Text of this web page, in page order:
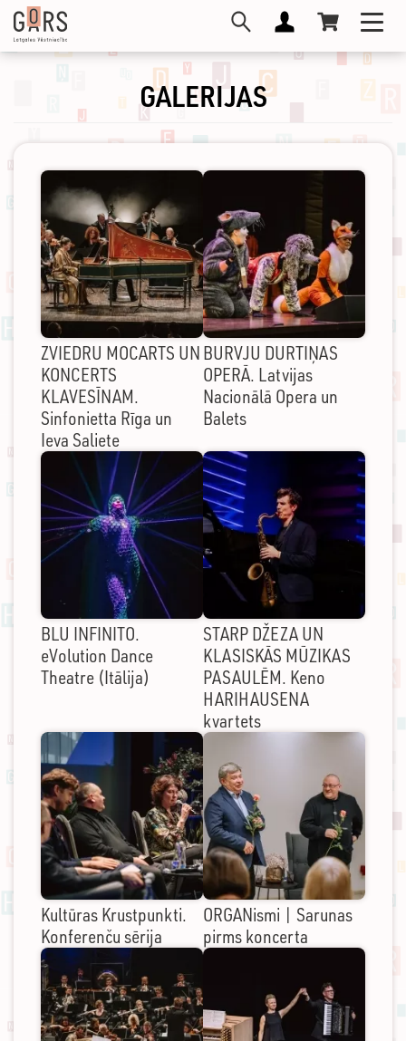
Pārlekt
galveno
saturu
GALERIJAS
ZVIEDRU MOCARTS UN
KONCERTS
KLAVESĪNAM.
Sinfonietta Rīga un
Ieva Saliete
BURVJU DURTIŅAS
OPERĀ. Latvijas
Nacionālā Opera un
Balets
BLU INFINITO.
eVolution Dance
Theatre (Itālija)
STARP DŽEZA UN
KLASISKĀS MŪZIKAS
PASAULĒM. Keno
HARIHAUSENA
kvartets
Kultūras Krustpunkti.
Konferenču sērija
ORGANismi | Sarunas
pirms koncerta